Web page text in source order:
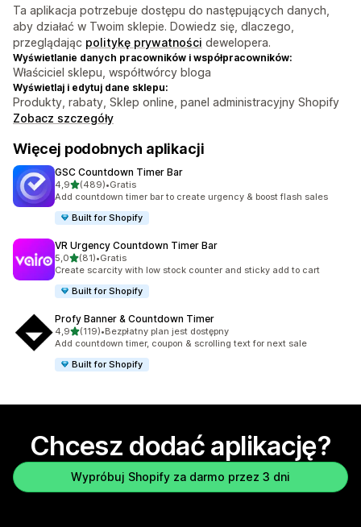
Ta aplikacja potrzebuje dostępu do następujących danych,
aby działać w Twoim sklepie. Dowiedz się, dlaczego,
przeglądając politykę prywatności dewelopera.
Wyświetlanie danych pracowników i współpracowników:
Właściciel sklepu, współtwórcy bloga
Wyświetlaj i edytuj dane sklepu:
Produkty, rabaty, Sklep online, panel administracyjny Shopify
Zobacz szczegóły
Więcej podobnych aplikacji
GSC Countdown Timer Bar
4,9na 5 gwiazdek
(489)
Łączna liczba recenzji: 489
•Gratis
Add countdown timer bar to create urgency & boost flash sales
Built for Shopify
VR Urgency Countdown Timer Bar
5,0na 5 gwiazdek
(81)
Łączna liczba recenzji: 81
•Gratis
Create scarcity with low stock counter and sticky add to cart
Built for Shopify
Profy Banner & Countdown Timer
4,9na 5 gwiazdek
(119)
Łączna liczba recenzji: 119
•Bezpłatny plan jest dostępny
Add countdown timer, coupon & scrolling text for next sale
Built for Shopify
Chcesz dodać aplikację?
Wypróbuj Shopify za darmo przez 3 dni